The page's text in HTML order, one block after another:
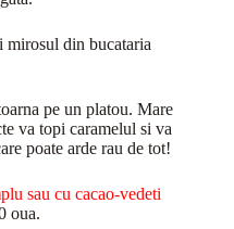
mirosul din bucataria
pe un platou. Mare
va topi caramelul si va
poate arde rau de tot!
sau cu cacao-vedeti
oua.